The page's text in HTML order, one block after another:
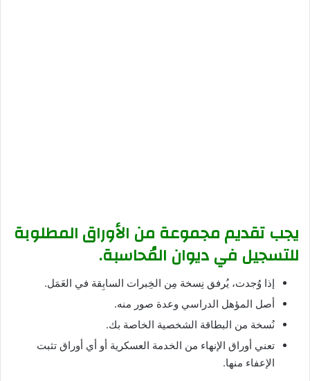
يجب تقديم مجموعة من الأوراق المطلوبة
للتسجيل في ديوان المُحاسبة.
إذا وُجدت، يُرفق نِسخة مِن الخِبرات السابِقة في العَمَل.
أصل المؤهل الدراسي وعدة صور منه.
نُسخة من البطاقة الشخصية الخاصة بك.
تعني أوراق الإنهاء من الخدمة العسكرية أو أي أوراق تثبت
الإعفاء منها.